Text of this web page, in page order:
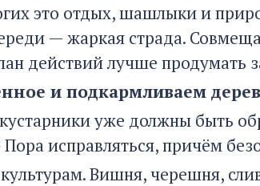
это отдых, шашлыки и
— жаркая страда.
действий лучше продумать
и подкармливаем
уже должны быть
исправляться, причём
Вишня, черешня,